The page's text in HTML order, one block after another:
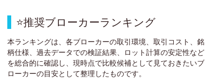
⭐推奨ブローカーランキング
本ランキングは、各ブローカーの取引環境、取引コスト、銘
柄仕様、過去データでの検証結果、ロット計算の安定性など
を総合的に確認し、現時点で比較候補として見ておきたいブ
ローカーの目安として整理したものです。